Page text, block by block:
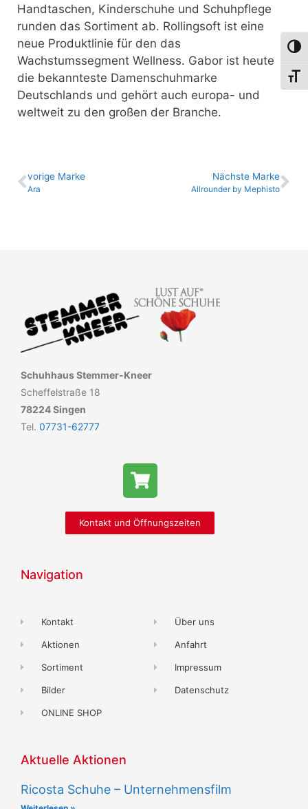
Handtaschen, Kinderschuhe und Schuhpflege
runden das Sortiment ab. Rollingsoft ist eine
neue Produktlinie für den das
Wachstumssegment Wellness. Gabor ist heute
die bekannteste Damenschuhmarke
Deutschlands und gehört auch europa- und
weltweit zu den großen der Branche.
vo­ri­ge Marke
Ara
Nächste Marke
Allrounder by Mephisto
Schuhhaus Stemmer-Kneer
Scheffelstraße 18
78224 Singen
Tel. 07731-62777
Kontakt und Öffnungszeiten
Navigation
Kontakt
Aktionen
Sortiment
Bilder
ONLINE SHOP
Über uns
Anfahrt
Impressum
Datenschutz
Aktuelle Aktionen
Ricosta Schuhe – Unternehmensfilm